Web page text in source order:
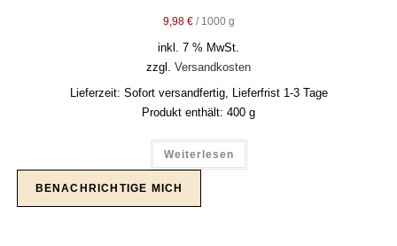
9,98 €/ 1000 g
inkl. 7 % MwSt.
zzgl. Versandkosten
Lieferzeit: Sofort versandfertig, Lieferfrist 1-3 Tage
Produkt enthält: 400 g
Weiterlesen